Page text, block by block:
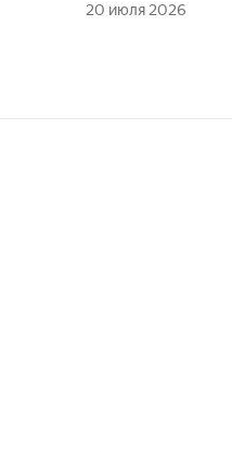
20 июля 2026